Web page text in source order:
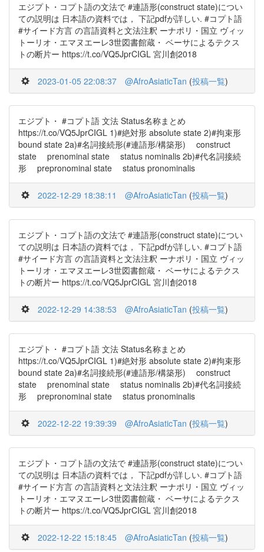
エジプト・コプト語の文法で #連語形(construct state)につい
ての説明は 日本語の資料では， 下記pdfが詳しい. #コプト語
#サイード方言 の言語資料と文法注釈 ーナポリ・国立 ヴィッ
トーリオ・エマヌエーレ3世図書館蔵・ ベーサによるテクス
トの断片ー https://t.co/VQ5JprCIGL 宮川創2018
2023-01-05 22:08:37 @AfroAsiaticTan (投稿一覧)
エジプト・ #コプト語 文法 Status名称まとめ
https://t.co/VQ5JprCIGL 1)#絶対形 absolute state 2)#拘束形
bound state 2a)#名詞接続形(#連語形/構築形) construct
state prenominal state status nominalis 2b)#代名詞接続
形 prepronominal state status pronominalis
2022-12-29 18:38:11 @AfroAsiaticTan (投稿一覧)
エジプト・コプト語の文法で #連語形(construct state)につい
ての説明は 日本語の資料では， 下記pdfが詳しい. #コプト語
#サイード方言 の言語資料と文法注釈 ーナポリ・国立 ヴィッ
トーリオ・エマヌエーレ3世図書館蔵・ ベーサによるテクス
トの断片ー https://t.co/VQ5JprCIGL 宮川創2018
2022-12-29 14:38:53 @AfroAsiaticTan (投稿一覧)
エジプト・ #コプト語 文法 Status名称まとめ
https://t.co/VQ5JprCIGL 1)#絶対形 absolute state 2)#拘束形
bound state 2a)#名詞接続形(#連語形/構築形) construct
state prenominal state status nominalis 2b)#代名詞接続
形 prepronominal state status pronominalis
2022-12-22 19:39:39 @AfroAsiaticTan (投稿一覧)
エジプト・コプト語の文法で #連語形(construct state)につい
ての説明は 日本語の資料では， 下記pdfが詳しい. #コプト語
#サイード方言 の言語資料と文法注釈 ーナポリ・国立 ヴィッ
トーリオ・エマヌエーレ3世図書館蔵・ ベーサによるテクス
トの断片ー https://t.co/VQ5JprCIGL 宮川創2018
2022-12-22 15:18:45 @AfroAsiaticTan (投稿一覧)